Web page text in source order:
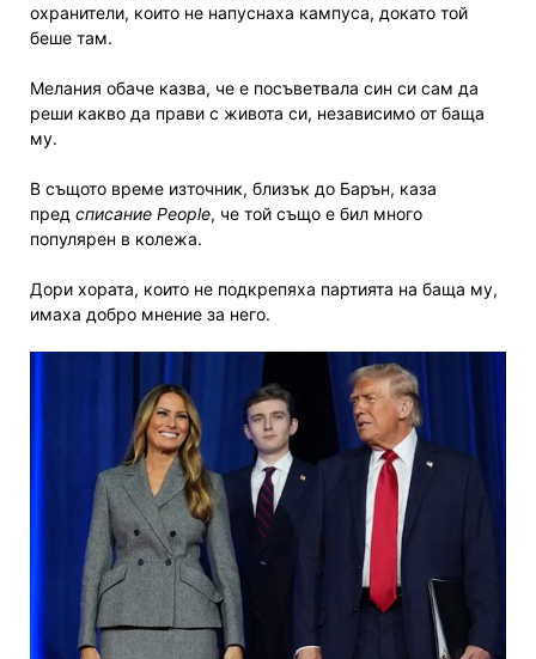
охранители, които не напуснаха кампуса, докато той
беше там.
Мелания обаче казва, че е посъветвала син си сам да
реши какво да прави с живота си, независимо от баща
му.
В същото време източник, близък до Барън, каза
пред списание People, че той също е бил много
популярен в колежа.
Дори хората, които не подкрепяха партията на баща му,
имаха добро мнение за него.